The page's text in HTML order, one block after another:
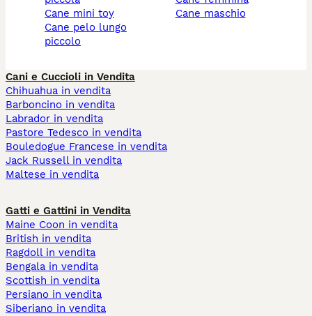
cane mini toy
cane pelo lungo
piccolo
cane maschio
Cani e Cuccioli in Vendita
Chihuahua in vendita
Barboncino in vendita
Labrador in vendita
Pastore Tedesco in vendita
Bouledogue Francese in vendita
Jack Russell in vendita
Maltese in vendita
Gatti e Gattini in Vendita
Maine Coon in vendita
British in vendita
Ragdoll in vendita
Bengala in vendita
Scottish in vendita
Persiano in vendita
Siberiano in vendita